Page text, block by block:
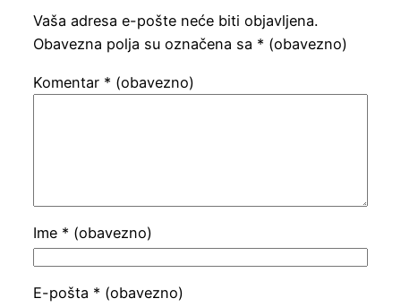
Vaša adresa e-pošte neće biti objavljena.
Obavezna polja su označena sa * (obavezno)
Komentar * (obavezno)
Ime * (obavezno)
E-pošta * (obavezno)